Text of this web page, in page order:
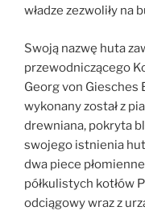
władze zezwoliły na
Swoją nazwę huta
przewodniczącego
Georg von Giesches
wykonany został z
drewniana, pokryta
swojego istnienia
dwa piece
półkulistych kotłów
odciągowy wraz z